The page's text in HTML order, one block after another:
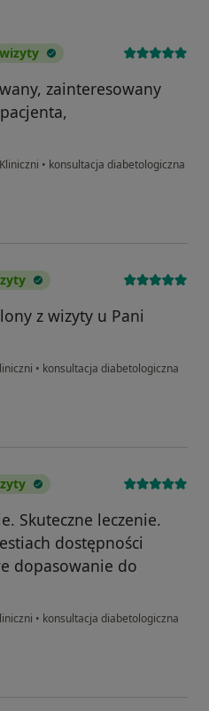
zainteresowany
• konsultacja diabetologiczna
z wizyty u Pani
• konsultacja diabetologiczna
Skuteczne leczenie.
dostępności
dopasowanie do
• konsultacja diabetologiczna